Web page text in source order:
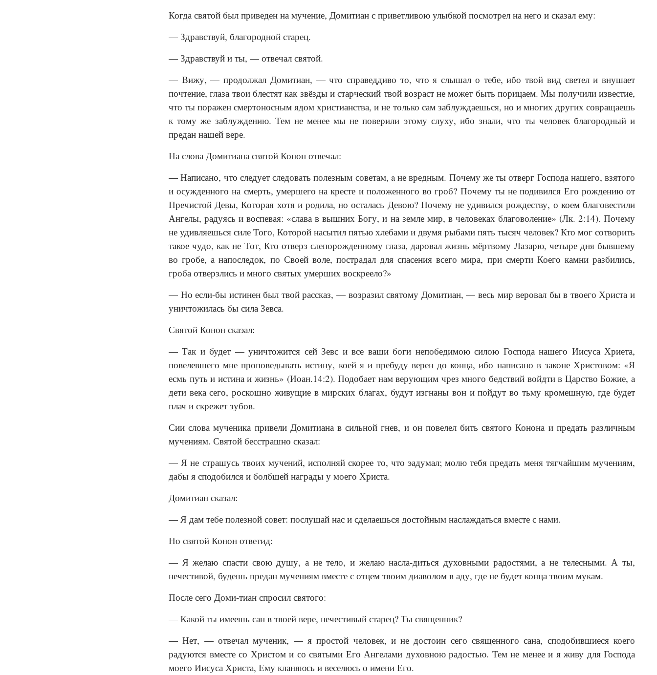
Когда святой был приведен на мучение, Домитиан с приветливою улыбкой посмотрел на него и сказал ему:
— Здравствуй, благородной старец.
— Здравствуй и ты, — отвечал святой.
— Вижу, — продолжал Домитиан, — что справеддиво то, что я слышал о тебе, ибо твой вид светел и внушает
почтение, глаза твои блестят как звёзды и старческий твой возраст не может быть порицаем. Мы получили известие,
что ты поражен смертоносным ядом христианства, и не только сам заблуждаешься, но и многих других совращаешь
к тому же заблуждению. Тем не менее мы не поверили этому слуху, ибо знали, что ты человек благородный и
предан нашей вере.
На слова Домитиана святой Конон отвечал:
— Написано, что следует следовать полезным советам, a не вредным. Почему же ты отверг Господа нашего, взятого
и осужденного на смерть, умершего на кресте и положенного во гроб? Почему ты не подивился Его рождению от
Пречистой Девы, Которая хотя и родила, но осталась Девою? Почему не удивился рождеству, о коем благовестили
Ангелы, радуясь и воспевая: «слава в вышних Богу, и на земле мир, в человеках благоволение» (Лк. 2:14). Почему
не удивляешься силе Того, Которой насытил пятью хлебами и двумя рыбами пять тысяч человек? Кто мог сотворить
такое чудо, как не Тот, Кто отверз слепорожденному глаза, даровал жизнь мёртвому Лазарю, четыре дня бывшему
во гробе, а напоследок, по Своей воле, пострадал для спасения всего мира, при смерти Коего камни разбились,
гроба отверзлись и много святых умерших воскреело?»
— Но если-бы истинен был твой рассказ, — возразил святому Домитиан, — весь мир веровал бы в твоего Христа и
уничтожилась бы сила Зевса.
Святой Конон скаэал:
— Так и будет — уничтожится сей Зевс и все ваши боги непобедимою силою Господа нашего Иисуса Хриета,
повелевшего мне проповедывать истину, коей я и пребуду верен до конца, ибо написано в законе Христовом: «Я
есмь путь и истина и жизнь» (Иоан.14:2). Подобает нам верующим чрез много бедствий войдти в Царство Божие, а
дети века сего, роскошно живущие в мирских благах, будут изгнаны вон и пойдут во тьму кромешную, где будет
плач и скрежет зубов.
Сии слова мученика привели Домитиана в сильной гнев, и он повелел бить святого Конона и предать различным
мучениям. Святой бесстрашно сказал:
— Я не страшусь твоих мучений, исполняй скорее то, что эадумал; молю тебя предать меня тягчайшим мучениям,
дабы я сподобился и болбшей награды у моего Христа.
Домитиан сказал:
— Я дам тебе полезной совет: послушай нас и сделаешься достойным наслаждаться вместе с нами.
Но святой Конон ответид:
— Я желаю спасти свою душу, а не тело, и желаю насла-диться духовными радостями, а не телесными. А ты,
нечестивой, будешь предан мучениям вместе с отцем твоим диаволом в аду, где не будет конца твоим мукам.
После сего Доми-тиан спросил святого:
— Какой ты имеешь сан в твоей вере, нечестивый старец? Ты священник?
— Нет, — отвечал мученик, — я простой человек, и не достоин сего священного сана, сподобившиеся коего
радуются вместе со Христом и со святыми Его Ангелами духовною радостью. Тем не менее и я живу для Господа
моего Иисуса Христа, Ему кланяюсь и веселюсь о имени Его.